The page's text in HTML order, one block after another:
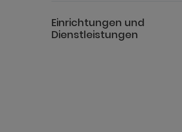
Einrichtungen und
Dienstleistungen